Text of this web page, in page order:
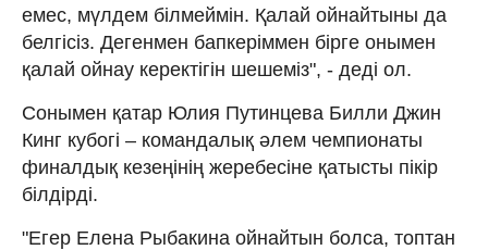
емес, мүлдем білмеймін. Қалай ойнайтыны да
белгісіз. Дегенмен бапкеріммен бірге онымен
қалай ойнау керектігін шешеміз", - деді ол.
Сонымен қатар Юлия Путинцева Билли Джин
Кинг кубогі – командалық әлем чемпионаты
финалдық кезеңінің жеребесіне қатысты пікір
білдірді.
"Егер Елена Рыбакина ойнайтын болса, топтан